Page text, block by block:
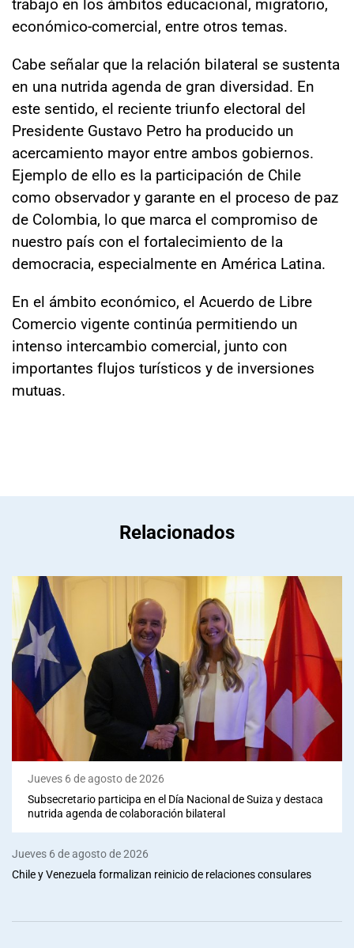
económico-comercial, entre otros temas.
Cabe señalar que la relación bilateral se sustenta
en una nutrida agenda de gran diversidad. En
este sentido, el reciente triunfo electoral del
Presidente Gustavo Petro ha producido un
acercamiento mayor entre ambos gobiernos.
Ejemplo de ello es la participación de Chile
como observador y garante en el proceso de paz
de Colombia, lo que marca el compromiso de
nuestro país con el fortalecimiento de la
democracia, especialmente en América Latina.
En el ámbito económico, el Acuerdo de Libre
Comercio vigente continúa permitiendo un
intenso intercambio comercial, junto con
importantes flujos turísticos y de inversiones
mutuas.
Relacionados
Jueves 6 de agosto de 2026
Subsecretario participa en el Día Nacional de Suiza y destaca
nutrida agenda de colaboración bilateral
Jueves 6 de agosto de 2026
Chile y Venezuela formalizan reinicio de relaciones consulares